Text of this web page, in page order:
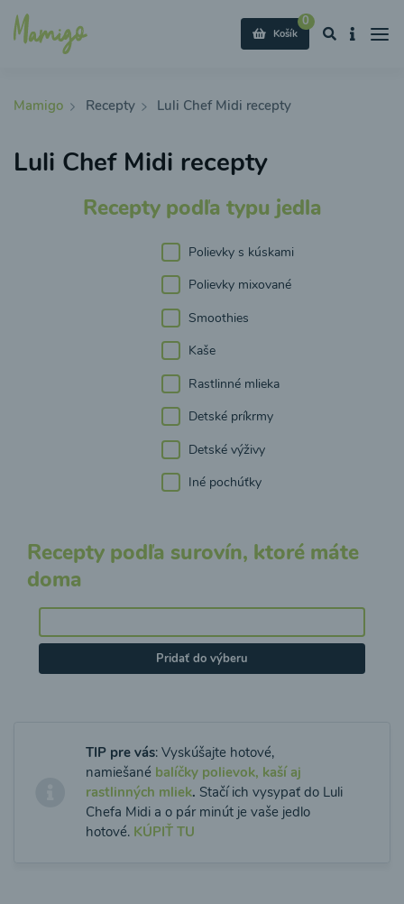
0
Košík
Mamigo Recepty Luli Chef Midi recepty
Luli Chef Midi recepty
Recepty podľa typu jedla
Polievky s kúskami
Polievky mixované
Smoothies
Kaše
Rastlinné mlieka
Detské príkrmy
Detské výživy
Iné pochúťky
Recepty podľa surovín, ktoré máte
doma
Pridať do výberu
TIP pre vás: Vyskúšajte hotové,
namiešané balíčky polievok, kaší aj
rastlinných mliek. Stačí ich vysypať do Luli
Chefa Midi a o pár minút je vaše jedlo
hotové. KÚPIŤ TU